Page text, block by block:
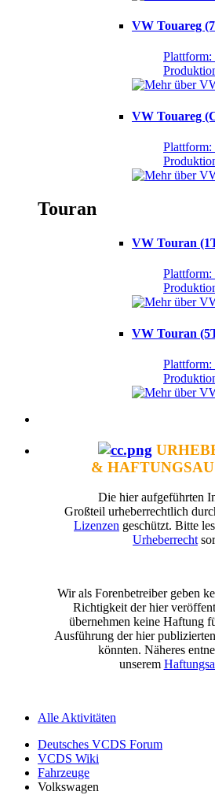
VW Touareg
VW Touareg
Touran
VW Touran
VW Touran
&
Die hier aufgeführten
Großteil urheberrechtlich
Lizenzen geschützt. Bitte
Urheberrecht
Wir als Forenbetreiber geben
Richtigkeit der hier
übernehmen keine Haftung
Ausführung der hier
könnten. Näheres
unserem
Alle Aktivitäten
Deutsches VCDS Forum
VCDS Wiki
Fahrzeuge
Volkswagen